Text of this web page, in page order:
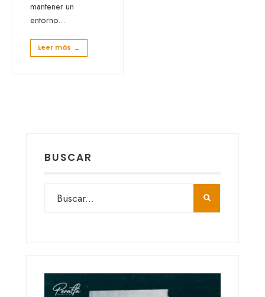
mantener un
entorno...
Leer más →
BUSCAR